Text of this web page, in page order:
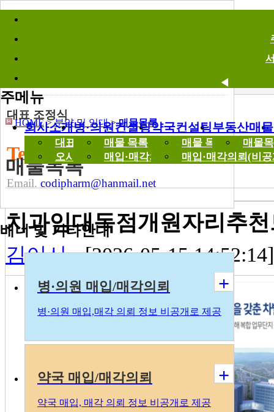
바로가기메뉴
주메뉴
회사소개
대표 인사말
오시는길
병·의원컨설팅
매물 목록
매입·매각의뢰(비공개)
약국컨설팅
매물 목록
매입·매각의뢰(비
부동산매물
매몰
◀
대표 조정식
Tel. 02-512-9963
Email. codipharm@hanmail.net
배너 및 기타안내
병·의원 매입/매각의뢰
병·의 원 매입,매각 의뢰 정보 비공개로 제공
+
약국 매입/매각의뢰
약국 매입, 매각 의뢰 정보 비공개로 제공
+
HOME>분양 및 임대>매물목록
매물목록
치과임대독점개원자리추
김이사 [2026-05-15 14:52:14]